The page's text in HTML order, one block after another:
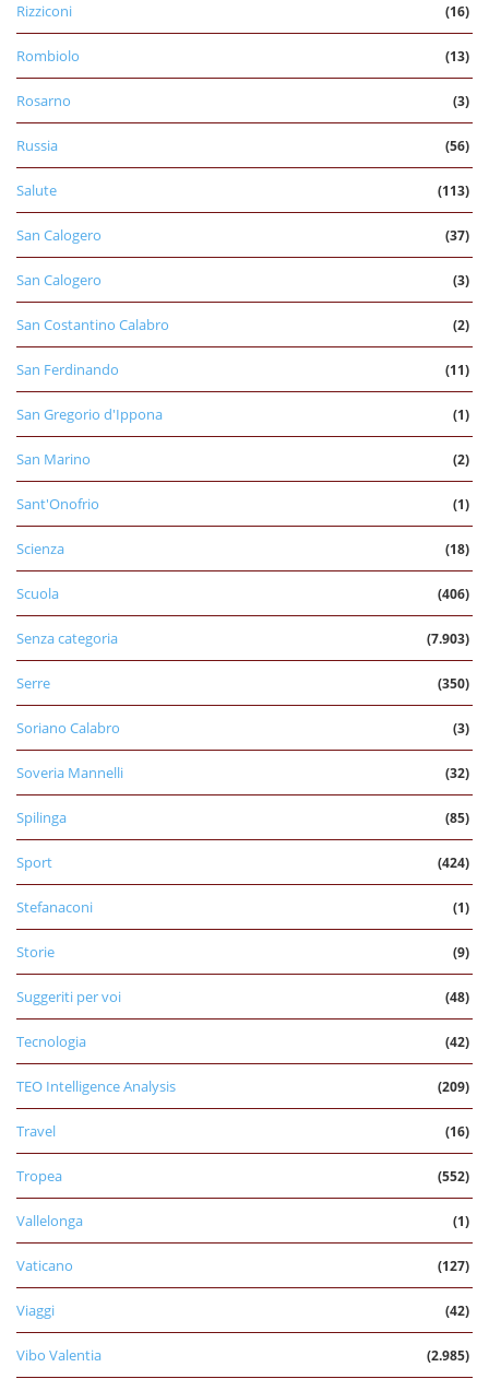
Rizziconi (16)
Rombiolo (13)
Rosarno (3)
Russia (56)
Salute (113)
San Calogero (37)
San Calogero (3)
San Costantino Calabro (2)
San Ferdinando (11)
San Gregorio d'Ippona (1)
San Marino (2)
Sant'Onofrio (1)
Scienza (18)
Scuola (406)
Senza categoria (7.903)
Serre (350)
Soriano Calabro (3)
Soveria Mannelli (32)
Spilinga (85)
Sport (424)
Stefanaconi (1)
Storie (9)
Suggeriti per voi (48)
Tecnologia (42)
TEO Intelligence Analysis (209)
Travel (16)
Tropea (552)
Vallelonga (1)
Vaticano (127)
Viaggi (42)
Vibo Valentia (2.985)